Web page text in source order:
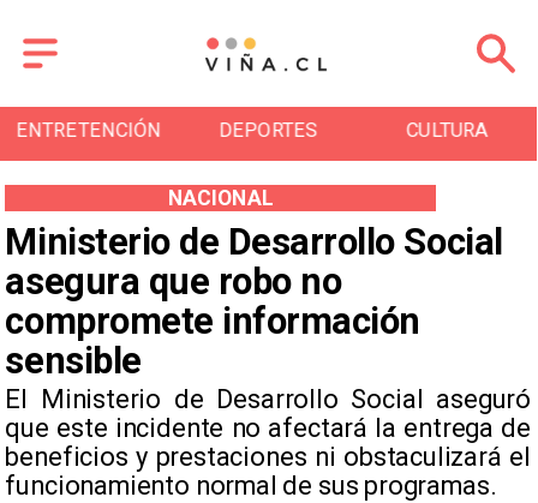
DEPORTES CULTURA TURISMO
Ministerio de Desarrollo Social
asegura que robo no
compromete información
sensible
El Ministerio de Desarrollo Social aseguró
que este incidente no afectará la entrega de
beneficios y prestaciones ni obstaculizará el
funcionamiento normal de sus programas.
NACIONAL